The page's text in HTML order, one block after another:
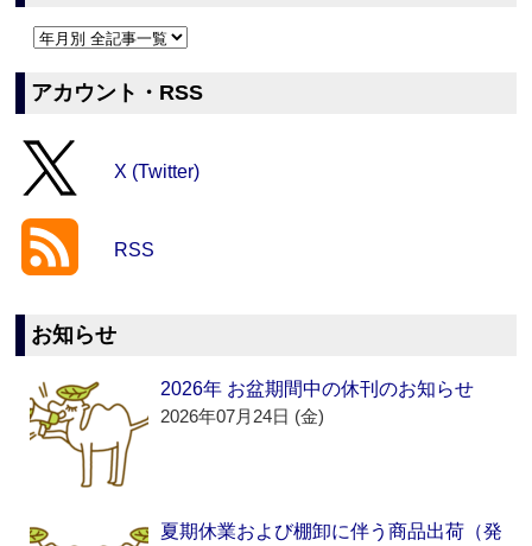
アカウント・RSS
X (Twitter)
RSS
お知らせ
2026年 お盆期間中の休刊のお知らせ
2026年07月24日 (金)
夏期休業および棚卸に伴う商品出荷（発